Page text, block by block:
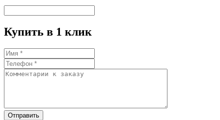
Купить в 1 клик
Отправить